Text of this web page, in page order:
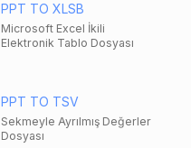
PPT TO XLSB
Microsoft Excel İkili
Elektronik Tablo Dosyası
PPT TO TSV
Sekmeyle Ayrılmış Değerler
Dosyası